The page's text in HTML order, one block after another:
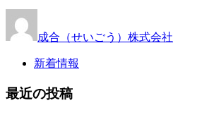
成合（せいごう）株式会社
新着情報
最近の投稿